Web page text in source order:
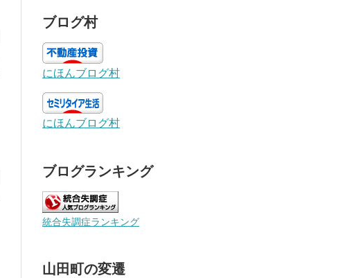
ブログ村
にほんブログ村
にほんブログ村
ブログランキング
統合失調症ランキング
山田町の変遷